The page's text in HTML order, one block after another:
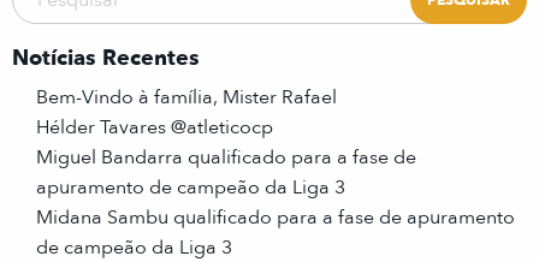
Notícias Recentes
Bem-Vindo à família, Mister Rafael
Hélder Tavares @atleticocp
Miguel Bandarra qualificado para a fase de
apuramento de campeão da Liga 3
Midana Sambu qualificado para a fase de apuramento
de campeão da Liga 3